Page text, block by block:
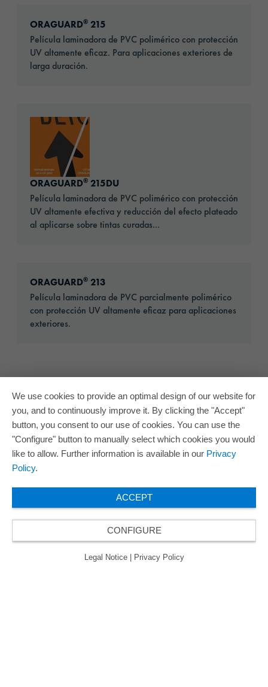
ORAGUARD® 215
Película laminadora de PVC polimérico con protección
UV altamente eficaz. Para aplicaciones exteriores de
larga duración.
ORAGUARD® 215DU
Película laminadora de PVC polimérico con protección
UV altamente efectiva y reducción del efecto plateado
al aplicarse sobre tintas curadas...
ORAGUARD® 213
Película laminadora de PVC parcialmente polimérico
con protección UV altamente eficaz para aplicaciones
exteriores.
We use cookies to provide an optimal design of our website for
you, and to continuously improve it. By clicking the "Accept"
button, you consent to our use of cookies. You can use the
"Configure" button to manually select which cookies you would
like to allow. Further information is available in our Privacy
Policy.
ACCEPT
CONFIGURE
Legal Notice Privacy Policy